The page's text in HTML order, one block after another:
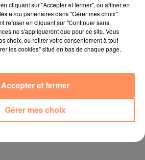
sa traditionnelle "Fête du vin"
à témoins pour retrouver
Soprano invité de
cliquant sur "Accepter et fermer", ou affiner en
et/ou partenaires dans "Gérer mes choix".
refuser en cliquant sur "Continuer sans
ne s'appliqueront que pour ce site. Vous
choix, ou retirer votre consentement à tout
les cookies" situé en bas de chaque page.
Gérer mes choix
Accepter et fermer